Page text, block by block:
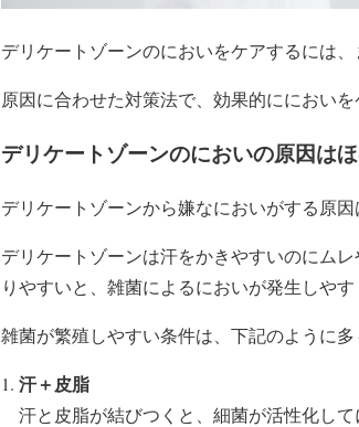
デリケートゾーンのにおいをケアするには、
原因に合わせた対策法で、効果的ににおいを
デリケートゾーンのにおいの原因は
デリケートゾーンから嫌なにおいがする原
デリケートゾーンは汗をかきやすいのにム
りやすいと、雑菌によるにおいが発生しや
雑菌が繁殖しやすい条件は、下記のように多
汗＋皮脂
汗と皮脂が結びつくと、細菌が活性化し